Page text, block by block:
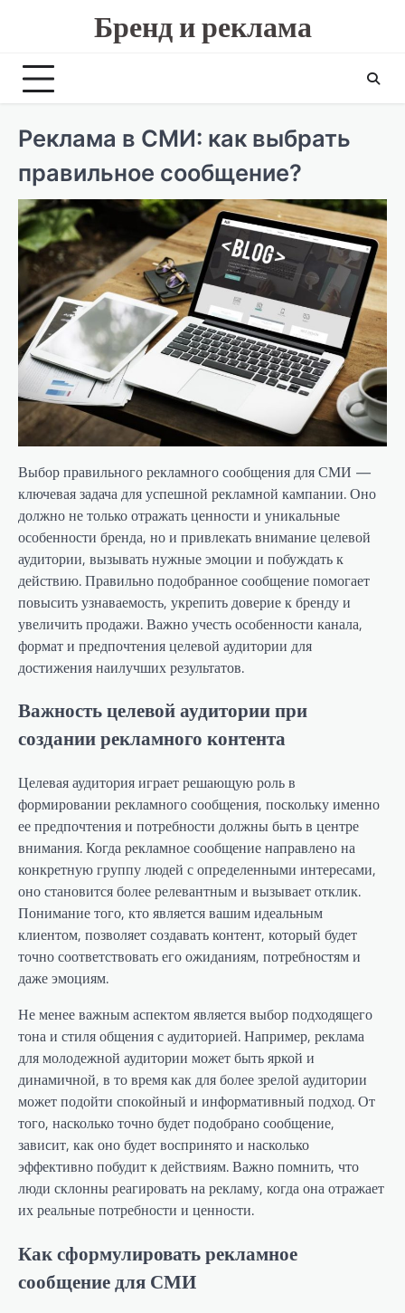
Бренд и реклама
Реклама в СМИ: как выбрать
правильное сообщение?
Выбор правильного рекламного сообщения для СМИ —
ключевая задача для успешной рекламной кампании. Оно
должно не только отражать ценности и уникальные
особенности бренда, но и привлекать внимание целевой
аудитории, вызывать нужные эмоции и побуждать к
действию. Правильно подобранное сообщение помогает
повысить узнаваемость, укрепить доверие к бренду и
увеличить продажи. Важно учесть особенности канала,
формат и предпочтения целевой аудитории для
достижения наилучших результатов.
Важность целевой аудитории при
создании рекламного контента
Целевая аудитория играет решающую роль в
формировании рекламного сообщения, поскольку именно
ее предпочтения и потребности должны быть в центре
внимания. Когда рекламное сообщение направлено на
конкретную группу людей с определенными интересами,
оно становится более релевантным и вызывает отклик.
Понимание того, кто является вашим идеальным
клиентом, позволяет создавать контент, который будет
точно соответствовать его ожиданиям, потребностям и
даже эмоциям.
Не менее важным аспектом является выбор подходящего
тона и стиля общения с аудиторией. Например, реклама
для молодежной аудитории может быть яркой и
динамичной, в то время как для более зрелой аудитории
может подойти спокойный и информативный подход. От
того, насколько точно будет подобрано сообщение,
зависит, как оно будет воспринято и насколько
эффективно побудит к действиям. Важно помнить, что
люди склонны реагировать на рекламу, когда она отражает
их реальные потребности и ценности.
Как сформулировать рекламное
сообщение для СМИ